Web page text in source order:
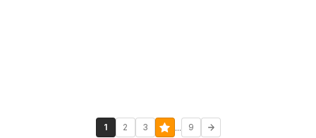
1 2 3 ... 9